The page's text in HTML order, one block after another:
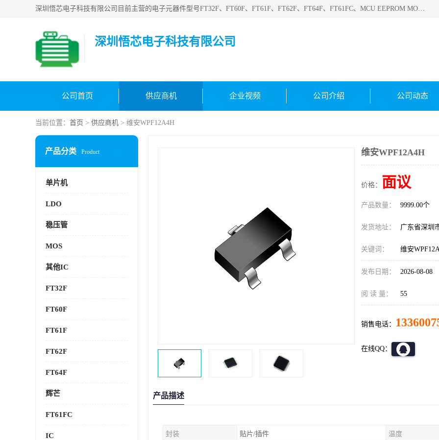
深圳悟芯电子科技有限公司目前主营的电子元器件型号FT32F、FT60F、FT61F、FT62F、FT64F、FT61FC、MCU EEPROM MOS LDO 稳压管 触摸IC DC-DC AC-DC 协议IC等，广泛应用于LED射灯、LED日光灯、等诸多领域。
深圳悟芯电子科技有限公司
公司首页 供应商机 企业视频 公司介绍 公司动态
当前位置： 首页 > 供应商机 > 维安WPF12A4H
产品分类 Product
单片机
LDO
稳压管
MOS
其他IC
FT32F
FT60F
FT61F
FT62F
FT64F
辉芒
FT61FC
IC
维安WPF12A4H
价格： 面议
产品数量： 9999.00个
发货地址： 广东省深圳
关键词： 维安
发布日期： 2026-08-08
阅 读 量： 55
销售电话：
在线QQ：
产品描述
封装 贴片/插件 温度